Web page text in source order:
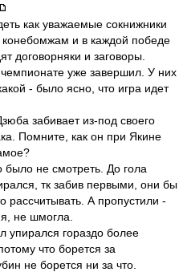
как уважаемые сокнижники
и в каждой победе
договорняки и заговоры.
уже завершил. У них
- было ясно, что игра идет
забивает из-под своего
Помните, как он при Якине
не смотреть. До гола
тк забив первыми, они бы
рассчитывать. А пропустили -
не шмогла.
упирался гораздо более
что борется за
не борется ни за что.